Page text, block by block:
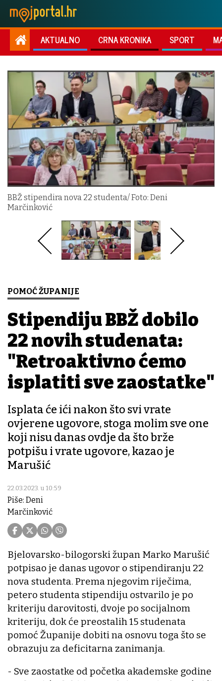
AKTUALNO CRNA KRONIKA SPORT
BBŽ stipendira nova 22 studenta/ Foto: Deni
Marčinković
POMOĆ ŽUPANIJE
Stipendiju BBŽ dobilo
22 novih studenata:
"Retroaktivno ćemo
isplatiti sve zaostatke"
Isplata će ići nakon što svi vrate
ovjerene ugovore, stoga molim sve one
koji nisu danas ovdje da što brže
potpišu i vrate ugovore, kazao je
Marušić
22.03.2023. u 10:59
Piše: Deni
Marčinković
Bjelovarsko-bilogorski župan Marko Marušić
potpisao je danas ugovor o stipendiranju 22
nova studenta. Prema njegovim riječima,
petero studenta stipendiju ostvarilo je po
kriteriju darovitosti, dvoje po socijalnom
kriteriju, dok će preostalih 15 studenata
pomoć Županije dobiti na osnovu toga što se
obrazuju za deficitarna zanimanja.
- Sve zaostatke od početka akademske godine